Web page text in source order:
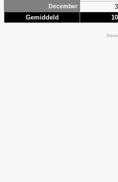
December
Gemiddeld